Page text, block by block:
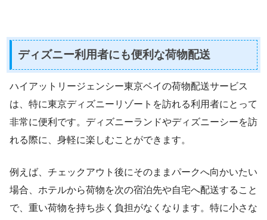
ディズニー利用者にも便利な荷物配送
ハイアットリージェンシー東京ベイの荷物配送サービス
は、特に東京ディズニーリゾートを訪れる利用者にとって
非常に便利です。ディズニーランドやディズニーシーを訪
れる際に、身軽に楽しむことができます。
例えば、チェックアウト後にそのままパークへ向かいたい
場合、ホテルから荷物を次の宿泊先や自宅へ配送すること
で、重い荷物を持ち歩く負担がなくなります。特に小さな